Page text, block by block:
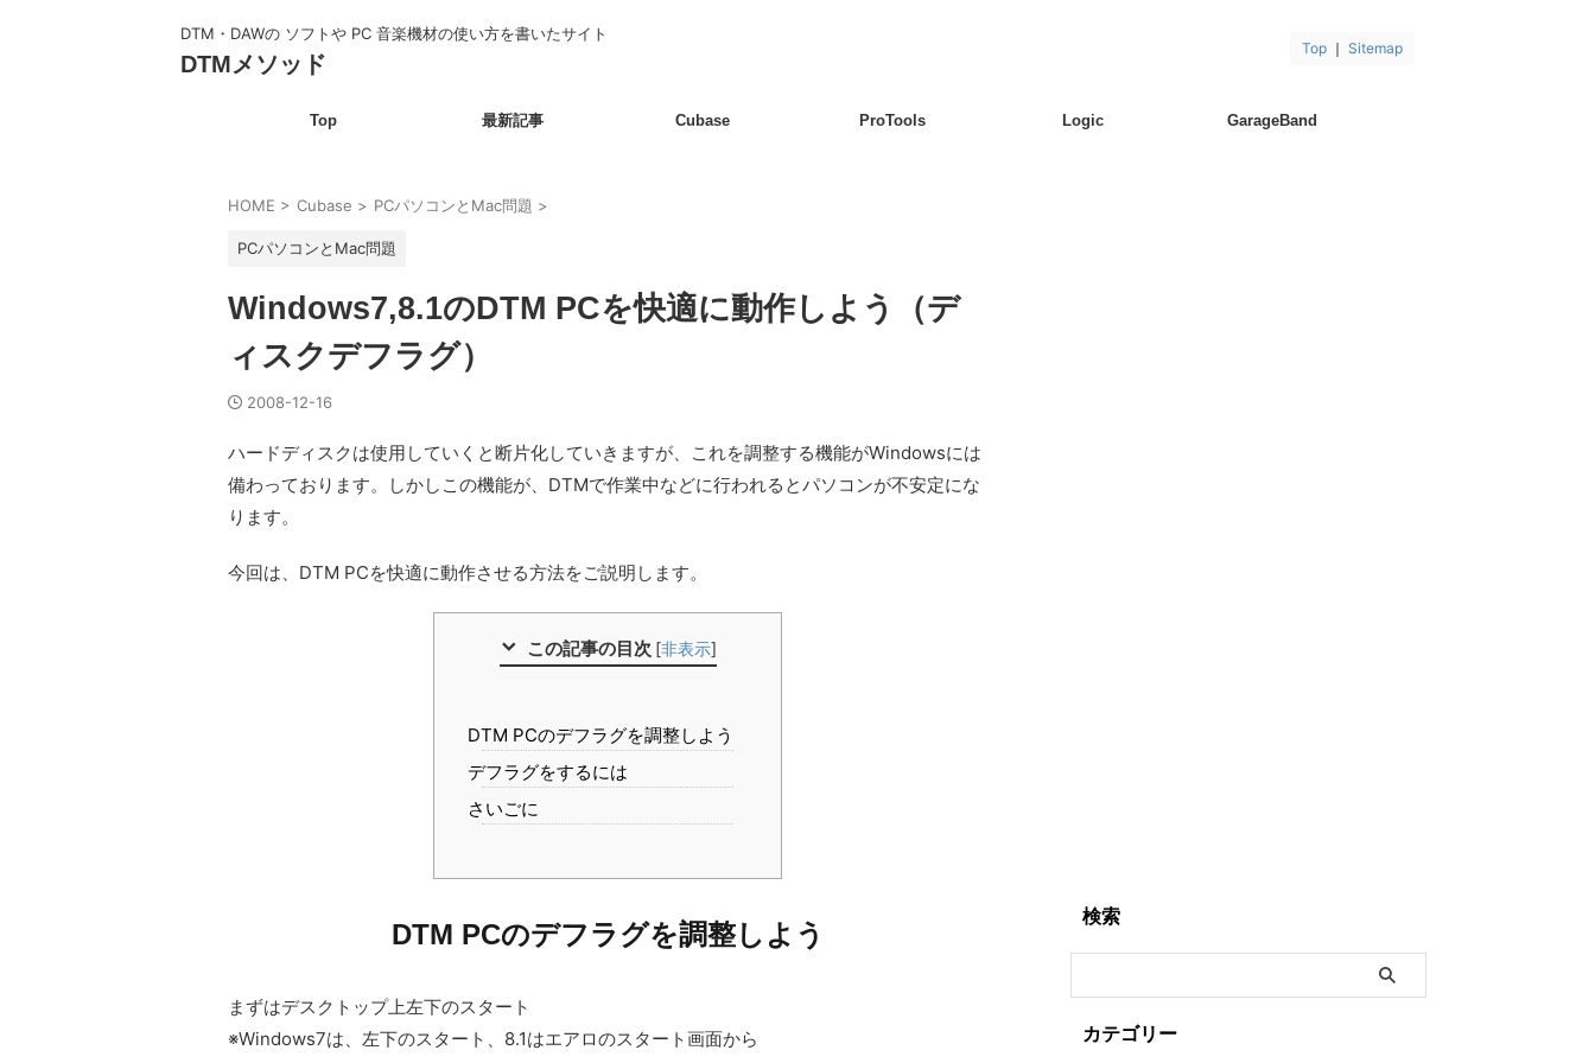
DTM・DAWの ソフトや PC 音楽機材の使い方を書いたサイト
DTMメソッド
Top ｜ Sitemap
Top 最新記事 Cubase ProTools Logic GarageBand
HOME > Cubase > PCパソコンとMac問題 >
PCパソコンとMac問題
Windows7,8.1のDTM PCを快適に動作しよう（デ
ィスクデフラグ）
2008-12-16
ハードディスクは使用していくと断片化していきますが、これを調整する機能がWindowsには
備わっております。しかしこの機能が、DTMで作業中などに行われるとパソコンが不安定にな
ります。
今回は、DTM PCを快適に動作させる方法をご説明します。
この記事の目次 [非表示]
DTM PCのデフラグを調整しよう
デフラグをするには
さいごに
DTM PCのデフラグを調整しよう
まずはデスクトップ上左下のスタート
※Windows7は、左下のスタート、8.1はエアロのスタート画面から
検索
カテゴリー